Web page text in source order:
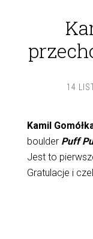
14
Kamil
boulder Puff
Jest to
Gratulacje i